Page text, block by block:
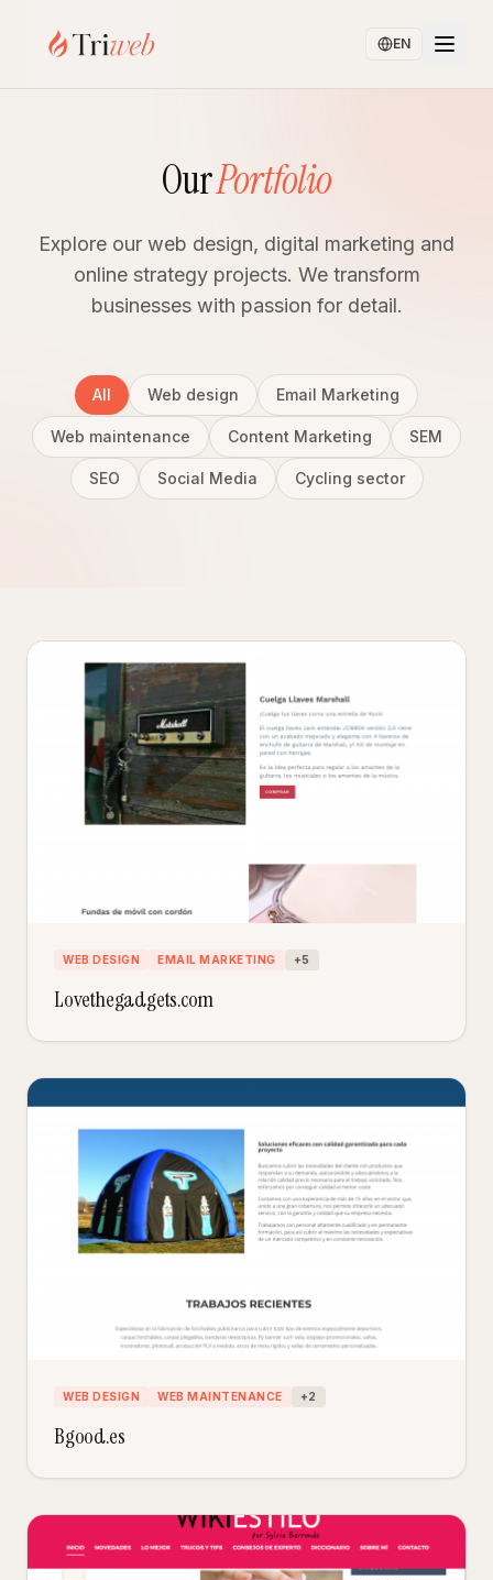
EN
OurPortfolio
Explore our web design, digital marketing and
online strategy projects. We transform
businesses with passion for detail.
All Web design Email Marketing
Web maintenance Content Marketing SEM
SEO Social Media Cycling sector
WEB DESIGN EMAIL MARKETING +5
Lovethegadgets.com
WEB DESIGN WEB MAINTENANCE +2
Bgood.es